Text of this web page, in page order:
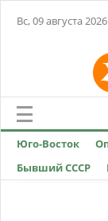
Вс, 09 августа 2026
Юго-Восток
Бывший СССР